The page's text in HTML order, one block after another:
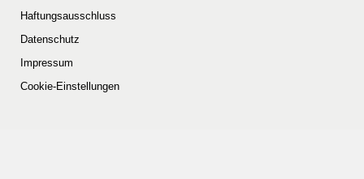
Haftungsausschluss
Datenschutz
Impressum
Cookie-Einstellungen